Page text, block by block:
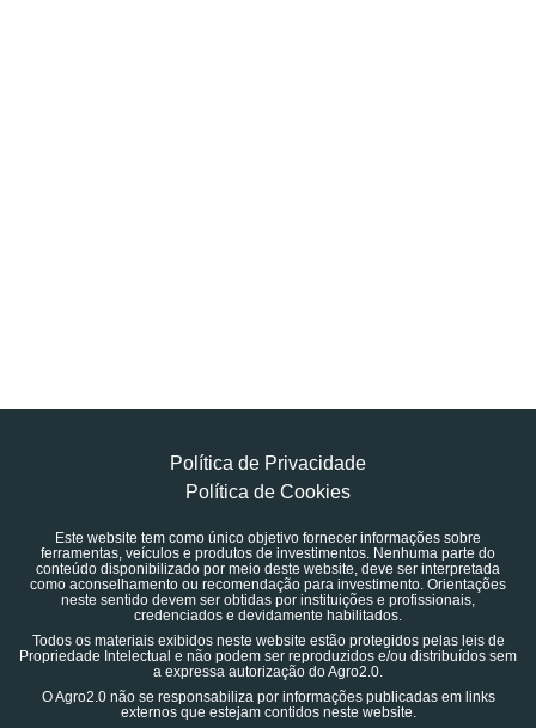
Política de Privacidade
Política de Cookies
Este website tem como único objetivo fornecer informações sobre
ferramentas, veículos e produtos de investimentos. Nenhuma parte do
conteúdo disponibilizado por meio deste website, deve ser interpretada
como aconselhamento ou recomendação para investimento. Orientações
neste sentido devem ser obtidas por instituições e profissionais,
credenciados e devidamente habilitados.
Todos os materiais exibidos neste website estão protegidos pelas leis de
Propriedade Intelectual e não podem ser reproduzidos e/ou distribuídos sem
a expressa autorização do Agro2.0.
O Agro2.0 não se responsabiliza por informações publicadas em links
externos que estejam contidos neste website.